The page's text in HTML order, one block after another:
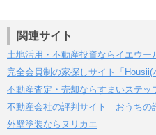
関連サイト
土地活用・不動産投資ならイエウー
完全会員制の家探しサイト「Housii(
不動産査定・売却ならすまいステッ
不動産会社の評判サイト｜おうちの
外壁塗装ならヌリカエ